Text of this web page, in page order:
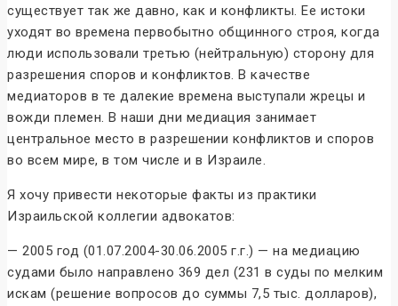
существует так же давно, как и конфликты. Ее истоки
уходят во времена первобытно общинного строя, когда
люди использовали третью (нейтральную) сторону для
разрешения споров и конфликтов. В качестве
медиаторов в те далекие времена выступали жрецы и
вожди племен. В наши дни медиация занимает
центральное место в разрешении конфликтов и споров
во всем мире, в том числе и в Израиле.
Я хочу привести некоторые факты из практики
Израильской коллегии адвокатов:
— 2005 год (01.07.2004-30.06.2005 г.г.) — на медиацию
судами было направлено 369 дел (231 в суды по мелким
искам (решение вопросов до суммы 7,5 тыс. долларов),